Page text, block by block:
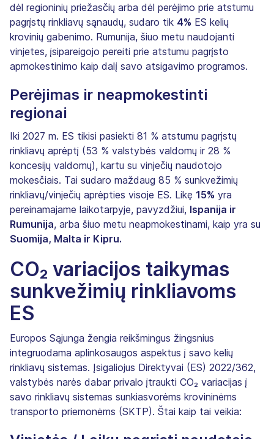
dėl regioninių priežasčių arba dėl perėjimo prie atstumu
pagrįstų rinkliavų sąnaudų, sudaro tik 4% ES kelių
krovinių gabenimo. Rumunija, šiuo metu naudojanti
vinjetes, įsipareigojo pereiti prie atstumu pagrįsto
apmokestinimo kaip dalį savo atsigavimo programos.
Perėjimas ir neapmokestinti
regionai
Iki 2027 m. ES tikisi pasiekti 81 % atstumu pagrįstų
rinkliavų aprėptį (53 % valstybės valdomų ir 28 %
koncesijų valdomų), kartu su vinječių naudotojo
mokesčiais. Tai sudaro maždaug 85 % sunkvežimių
rinkliavų/vinječių aprėpties visoje ES. Likę 15% yra
pereinamajame laikotarpyje, pavyzdžiui, Ispanija ir
Rumunija, arba šiuo metu neapmokestinami, kaip yra su
Suomija, Malta ir Kipru.
CO₂ variacijos taikymas
sunkvežimių rinkliavoms
ES
Europos Sąjunga žengia reikšmingus žingsnius
integruodama aplinkosaugos aspektus į savo kelių
rinkliavų sistemas. Įsigaliojus Direktyvai (ES) 2022/362,
valstybės narės dabar privalo įtraukti CO₂ variacijas į
savo rinkliavų sistemas sunkiasvorėms krovininėms
transporto priemonėms (SKTP). Štai kaip tai veikia: